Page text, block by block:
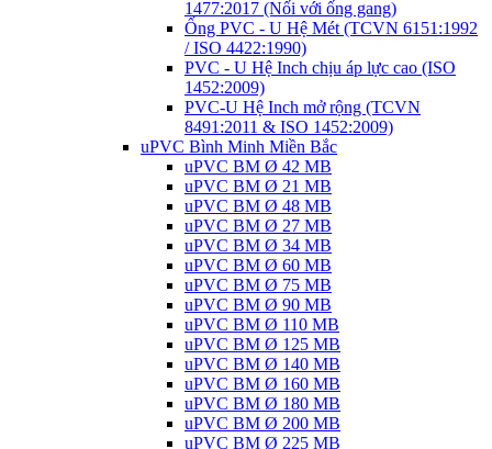
1477:2017 (Nối với ống gang)
Ống PVC - U Hệ Mét (TCVN 6151:1992
/ ISO 4422:1990)
PVC - U Hệ Inch chịu áp lực cao (ISO
1452:2009)
PVC-U Hệ Inch mở rộng (TCVN
8491:2011 & ISO 1452:2009)
uPVC Bình Minh Miền Bắc
uPVC BM Ø 42 MB
uPVC BM Ø 21 MB
uPVC BM Ø 48 MB
uPVC BM Ø 27 MB
uPVC BM Ø 34 MB
uPVC BM Ø 60 MB
uPVC BM Ø 75 MB
uPVC BM Ø 90 MB
uPVC BM Ø 110 MB
uPVC BM Ø 125 MB
uPVC BM Ø 140 MB
uPVC BM Ø 160 MB
uPVC BM Ø 180 MB
uPVC BM Ø 200 MB
uPVC BM Ø 225 MB